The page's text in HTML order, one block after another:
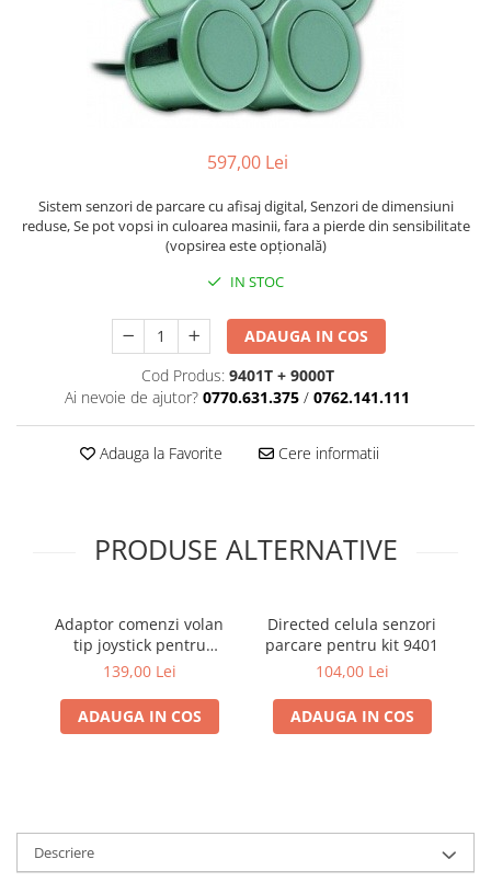
597,00 Lei
Sistem senzori de parcare cu afisaj digital, Senzori de dimensiuni
reduse, Se pot vopsi in culoarea masinii, fara a pierde din sensibilitate
(vopsirea este opţională)
IN STOC
ADAUGA IN COS
Cod Produs: 9401T + 9000T
Ai nevoie de ajutor? 0770.631.375 / 0762.141.111
Adauga la Favorite Cere informatii
PRODUSE ALTERNATIVE
Adaptor comenzi volan
tip joystick pentru
navigatii cu android si
139,00 Lei
ADAUGA IN COS
Directed celula senzori
parcare pentru kit 9401
104,00 Lei
ADAUGA IN COS
Descriere